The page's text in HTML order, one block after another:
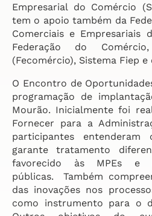
Empresarial do Comércio
tem o apoio também da
Comerciais e Empresariais
Federação do
(Fecomércio), Sistema Fiep
O Encontro de
programação de
Mourão. Inicialmente foi
Fornecer para a
participantes
garante tratamento
favorecido às MPEs e
públicas. Também
das inovações nos
como instrumento para o